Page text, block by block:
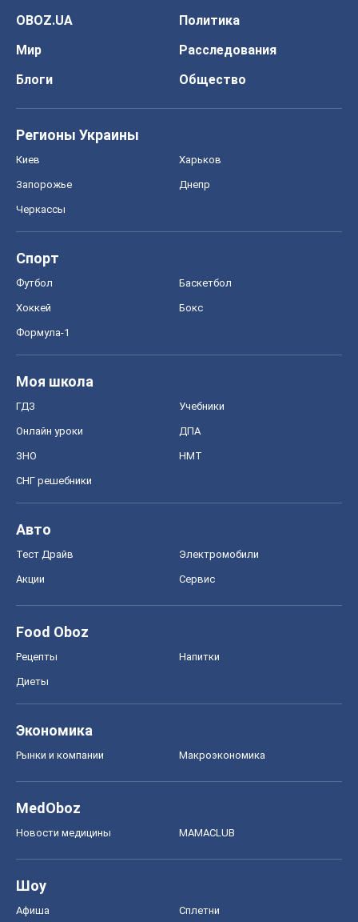
OBOZ.UA
Политика
Мир
Расследования
Блоги
Общество
Регионы Украины
Киев Харьков
Запорожье Днепр
Черкассы
Спорт
Футбол Баскетбол
Хоккей Бокс
Формула-1
Моя школа
ГДЗ Учебники
Онлайн уроки ДПА
ЗНО НМТ
СНГ решебники
Авто
Тест Драйв Электромобили
Акции Сервис
Food Oboz
Рецепты Напитки
Диеты
Экономика
Рынки и компании Mакроэкономика
MedOboz
Новости медицины MAMACLUB
Шоу
Афиша Сплетни